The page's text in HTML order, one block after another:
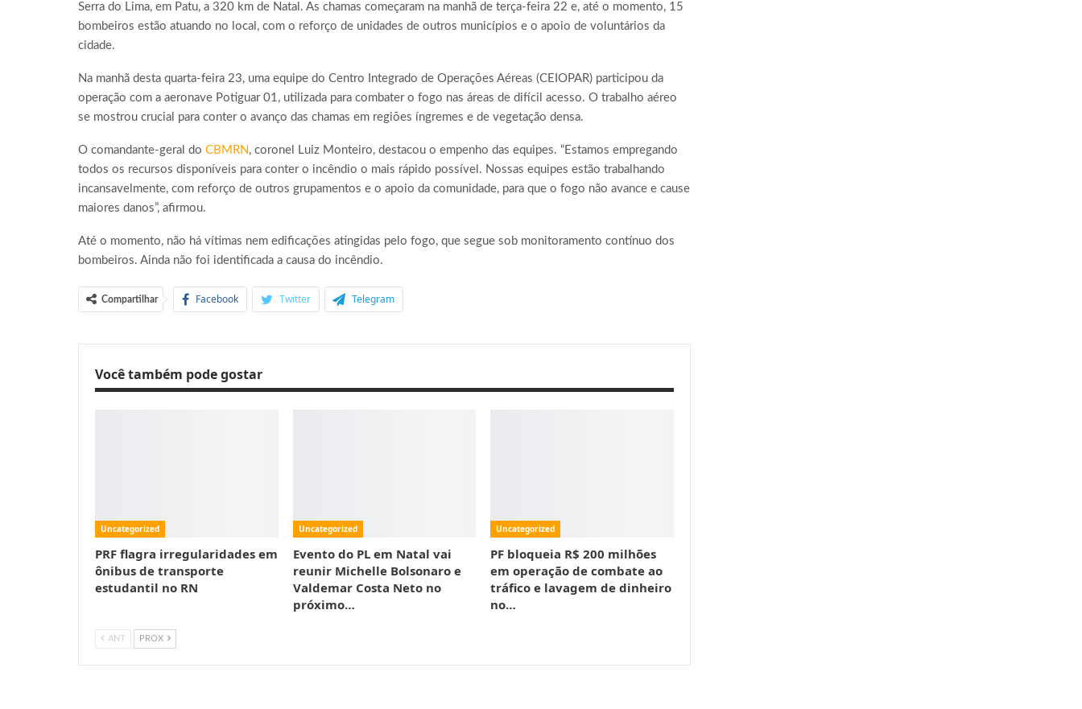
Serra do Lima, em Patu, a 320 km de Natal. As chamas começaram na manhã de terça-feira 22 e, até o momento, 15
bombeiros estão atuando no local, com o reforço de unidades de outros municípios e o apoio de voluntários da
cidade.
Na manhã desta quarta-feira 23, uma equipe do Centro Integrado de Operações Aéreas (CEIOPAR) participou da
operação com a aeronave Potiguar 01, utilizada para combater o fogo nas áreas de difícil acesso. O trabalho aéreo
se mostrou crucial para conter o avanço das chamas em regiões íngremes e de vegetação densa.
O comandante-geral do CBMRN , coronel Luiz Monteiro, destacou o empenho das equipes. “Estamos empregando
todos os recursos disponíveis para conter o incêndio o mais rápido possível. Nossas equipes estão trabalhando
incansavelmente, com reforço de outros grupamentos e o apoio da comunidade, para que o fogo não avance e cause
maiores danos”, afirmou.
Até o momento, não há vítimas nem edificações atingidas pelo fogo, que segue sob monitoramento contínuo dos
bombeiros. Ainda não foi identificada a causa do incêndio.
Compartilhar Facebook Twitter Telegram
Você também pode gostar
Uncategorized
PRF flagra irregularidades em
ônibus de transporte
estudantil no RN
Uncategorized
Evento do PL em Natal vai
reunir Michelle Bolsonaro e
Valdemar Costa Neto no
próximo…
Uncategorized
PF bloqueia R$ 200 milhões
em operação de combate ao
tráfico e lavagem de dinheiro
no…
ANT PROX